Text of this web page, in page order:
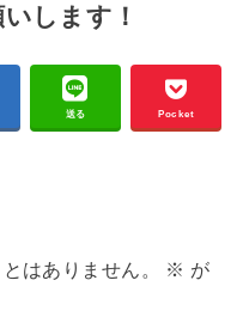
します！
送る Pocket
はありません。 ※ が